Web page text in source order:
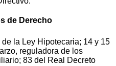
de Derecho
la Ley Hipotecaria; 14 y 15
reguladora de los
83 del Real Decreto